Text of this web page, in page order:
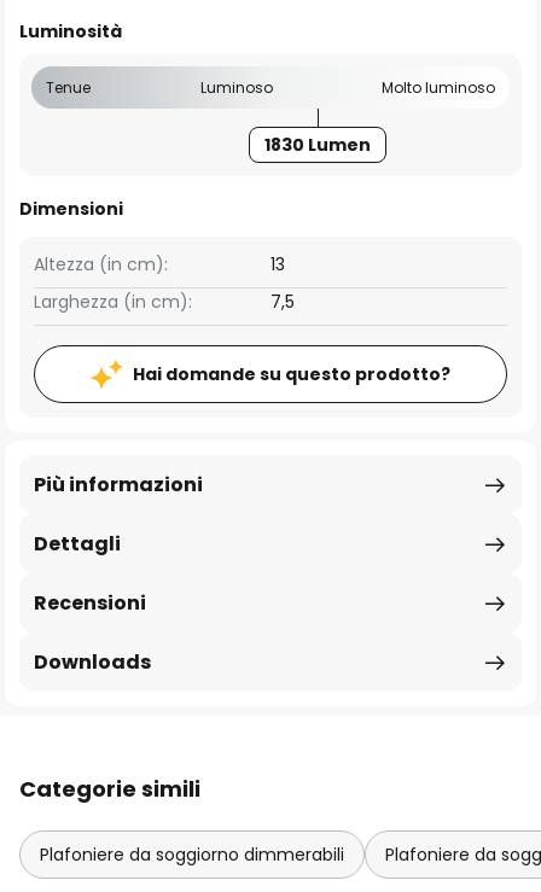
Luminosità
Tenue Luminoso Molto luminoso
1830 Lumen
Dimensioni
Larghezza (in cm): 7,5
Altezza (in cm): 13
Hai domande su questo prodotto?
Dettagli
Più informazioni
Recensioni
Downloads
Categorie simili
Plafoniere da soggiorno dimmerabili Plafoniere da